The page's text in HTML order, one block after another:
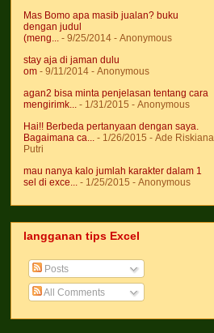
Mas Bomo apa masib jualan? buku
dengan judul
(meng...
- 9/25/2014 - Anonymous
stay aja di jaman dulu
om - 9/11/2014 - Anonymous
agan2 bisa minta penjelasan tentang cara
mengirimk...
- 1/31/2015 - Anonymous
Hai!! Berbeda pertanyaan dengan saya.
Bagaimana ca...
- 1/26/2015 - Ade Riskiana
Putri
mau nanya kalo jumlah karakter dalam 1
sel di exce...
- 1/25/2015 - Anonymous
langganan tips Excel
Posts
All Comments